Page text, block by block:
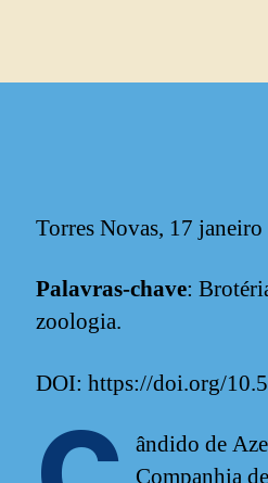
Torres Novas, 17
Palavras-chave:
zoologia.
DOI: https://doi.org/
ândido de
Companhia